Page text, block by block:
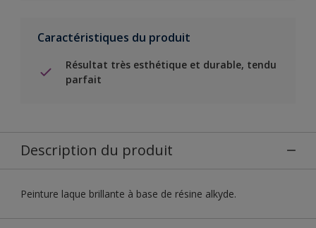
Caractéristiques du produit
Résultat très esthétique et durable, tendu
parfait
Description du produit
Peinture laque brillante à base de résine alkyde.